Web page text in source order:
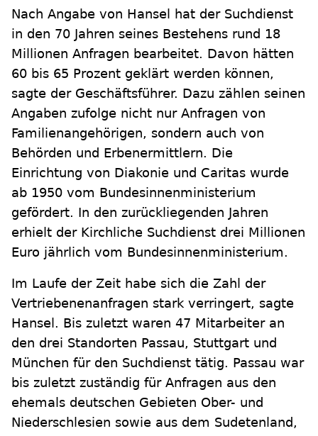
Nach Angabe von Hansel hat der Suchdienst
in den 70 Jahren seines Bestehens rund 18
Millionen Anfragen bearbeitet. Davon hätten
60 bis 65 Prozent geklärt werden können,
sagte der Geschäftsführer. Dazu zählen seinen
Angaben zufolge nicht nur Anfragen von
Familienangehörigen, sondern auch von
Behörden und Erbenermittlern. Die
Einrichtung von Diakonie und Caritas wurde
ab 1950 vom Bundesinnenministerium
gefördert. In den zurückliegenden Jahren
erhielt der Kirchliche Suchdienst drei Millionen
Euro jährlich vom Bundesinnenministerium.
Im Laufe der Zeit habe sich die Zahl der
Vertriebenenanfragen stark verringert, sagte
Hansel. Bis zuletzt waren 47 Mitarbeiter an
den drei Standorten Passau, Stuttgart und
München für den Suchdienst tätig. Passau war
bis zuletzt zuständig für Anfragen aus den
ehemals deutschen Gebieten Ober- und
Niederschlesien sowie aus dem Sudetenland,